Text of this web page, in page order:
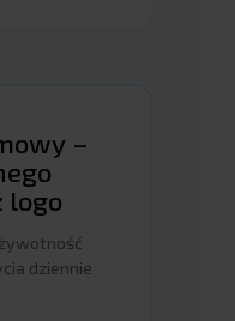
–
logo
dziennie